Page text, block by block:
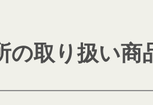
の取り扱い商